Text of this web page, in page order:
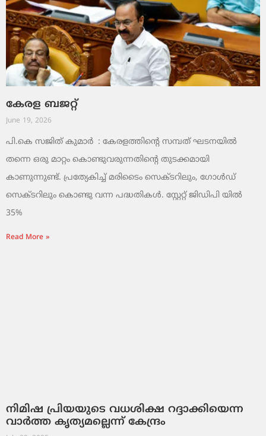
കേരള ബജറ്റ്
June 19, 2026
പി.കെ സജിത് കുമാര്‍ : കേരളത്തിന്റെ സമ്പത് ഘടനയിൽ
തന്നെ ഒരു മാറ്റം കൊണ്ടുവരുന്നതിന്റെ തുടക്കമായി
കാണുന്നുണ്ട്. പ്രത്യേകിച്ച് മരിടൈം സെക്ടറിലും, ഗോൾഡ്
സെക്ടറിലും കൊണ്ടു വന്ന പദ്ധതികൾ. സ്റ്റേറ്റ് ജിഡിപി യിൽ
35%
Read More »
നിമിഷ പ്രിയയുടെ വധശിക്ഷ റദ്ദാക്കിയെന്ന
വാര്‍ത്ത കൃത്യമല്ലെന്ന് കേന്ദ്രം